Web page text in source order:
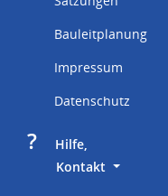
Bauleitplanung
Impressum
Datenschutz
?
     Hilfe,
Kontakt